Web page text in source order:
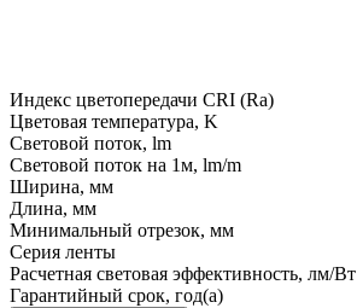
Индекс цветопередачи CRI (Ra)
Цветовая температура, K
Световой поток, lm
Световой поток на 1м, lm/m
Ширина, мм
Длина, мм
Минимальный отрезок, мм
Серия ленты
Расчетная световая эффективность, лм/Вт
Гарантийный срок, год(а)